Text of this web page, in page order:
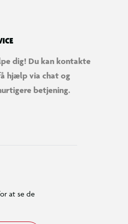
dig! Du kan kontakte
hjælp via chat og
betjening.
at se de